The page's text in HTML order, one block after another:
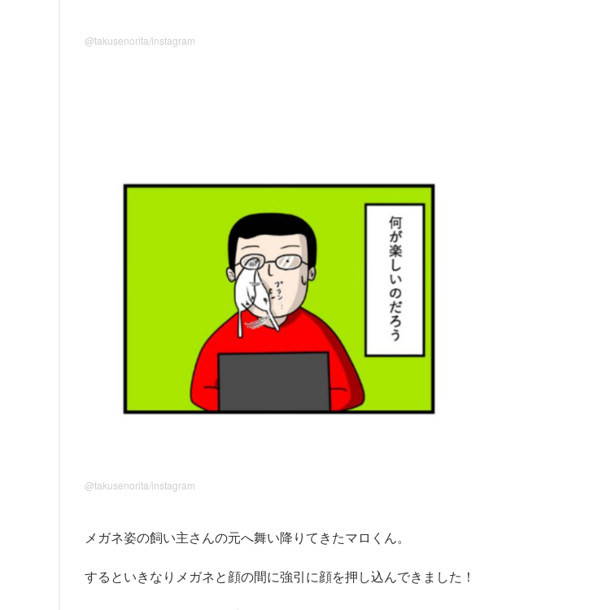
@takusenorita/instagram
@takusenorita/instagram
メガネ姿の飼い主さんの元へ舞い降りてきたマロくん。
するといきなりメガネと顔の間に強引に顔を押し込んできました！